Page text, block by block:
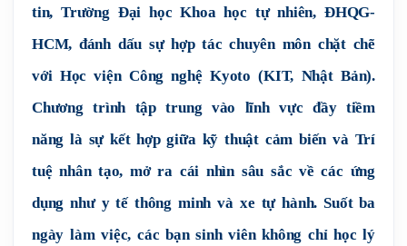
tin, Trường Đại học Khoa học tự nhiên, ĐHQG-
HCM, đánh dấu sự hợp tác chuyên môn chặt chẽ
với Học viện Công nghệ Kyoto (KIT, Nhật Bản).
Chương trình tập trung vào lĩnh vực đầy tiềm
năng là sự kết hợp giữa kỹ thuật cảm biến và Trí
tuệ nhân tạo, mở ra cái nhìn sâu sắc về các ứng
dụng như y tế thông minh và xe tự hành. Suốt ba
ngày làm việc, các bạn sinh viên không chỉ học lý